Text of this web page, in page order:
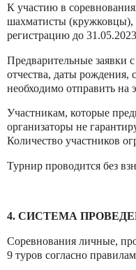
К участию в
шахматисты
регистрацию до
Предварительные заявки
отчества, даты
необходимо отправить на
Участникам, которые
организаторы не
Количество участников
Турнир проводится без
4. СИСТЕМА
Соревнования личные,
9 туров согласно